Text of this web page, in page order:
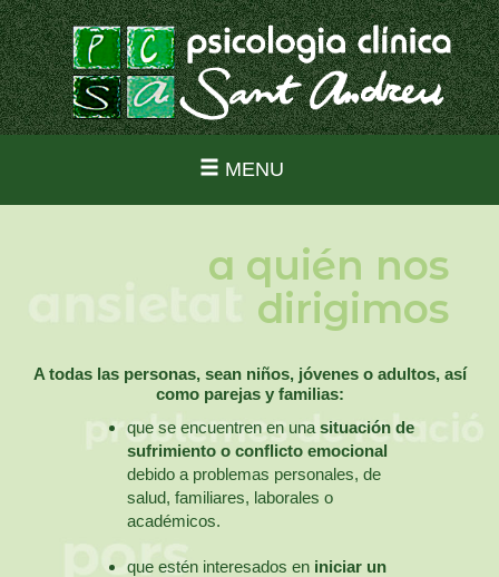
MENU
a quién nos
dirigimos
A todas las personas, sean niños, jóvenes o adultos, así
como parejas y familias:
que se encuentren en una situación de
sufrimiento o conflicto emocional
debido a problemas personales, de
salud, familiares, laborales o
académicos.
que estén interesados en iniciar un